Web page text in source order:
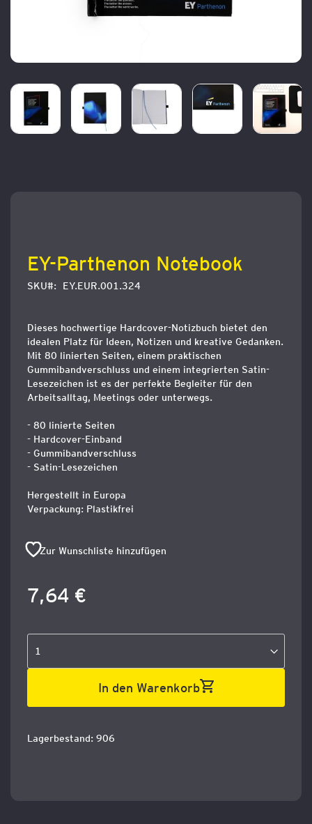
EY-Parthenon Notebook
SKU EY.EUR.001.324
Dieses hochwertige Hardcover-Notizbuch bietet den
idealen Platz für Ideen, Notizen und kreative Gedanken.
Mit 80 linierten Seiten, einem praktischen
Gummibandverschluss und einem integrierten Satin-
Lesezeichen ist es der perfekte Begleiter für den
Arbeitsalltag, Meetings oder unterwegs.
- 80 linierte Seiten
- Hardcover-Einband
- Gummibandverschluss
- Satin-Lesezeichen
Hergestellt in Europa
Verpackung: Plastikfrei
Zur Wunschliste hinzufügen
7,64 €
In den Warenkorb
Lagerbestand: 906